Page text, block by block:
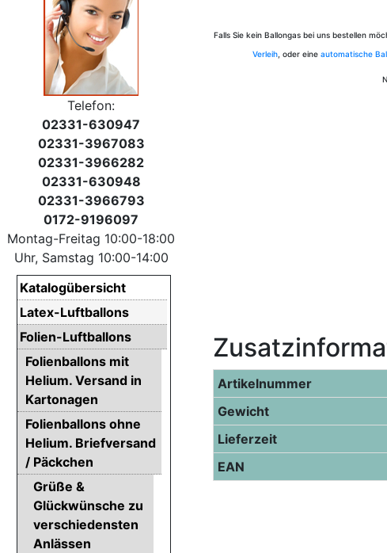
Falls Sie kein Ballongas bei uns bestellen
Verleih , oder eine automatische
Artikelnummer
Gewicht
Lieferzeit
EAN
Telefon:
02331-630947
02331-3967083
02331-3966282
02331-630948
02331-3966793
0172-9196097
Montag-Freitag 10:00-18:00
Uhr, Samstag 10:00-14:00
Katalogübersicht
Latex-Luftballons
Folien-Luftballons
Folienballons mit
Helium. Versand in
Kartonagen
Folienballons ohne
Helium. Briefversand
/ Päckchen
Grüße &
Glückwünsche zu
verschiedensten
Anlässen